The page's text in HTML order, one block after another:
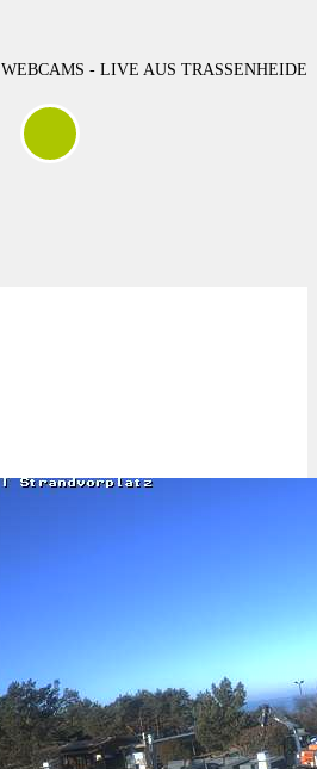
WEBCAMS - LIVE AUS TRASSENHEIDE